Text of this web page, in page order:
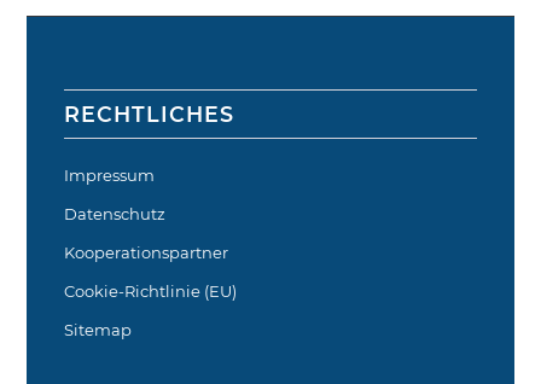
RECHTLICHES
Impressum
Datenschutz
Kooperationspartner
Cookie-Richtlinie (EU)
Sitemap